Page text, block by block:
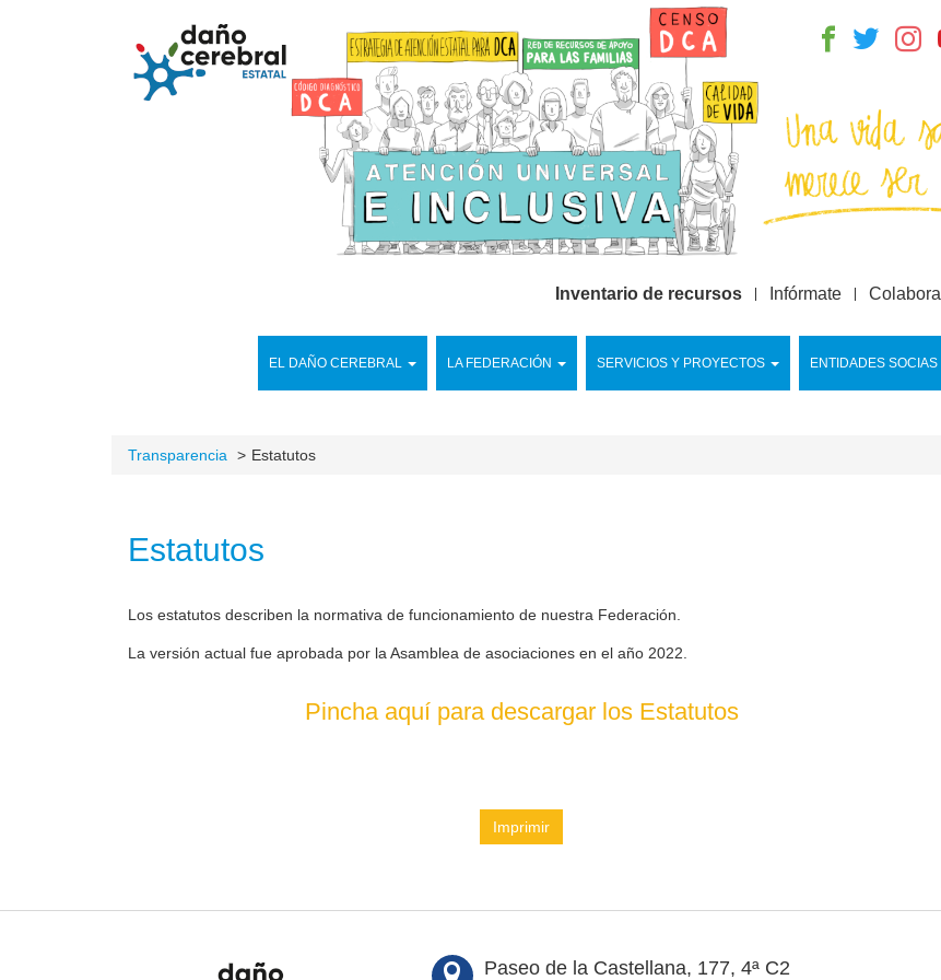
EL DAÑO CEREBRAL LA FEDERACIÓN SERVICIOS Y PROYECTOS ENTIDADES SOCIAS
Inventario de recursos Infórmate Colabora
Transparencia Estatutos
Estatutos
Los estatutos describen la normativa de funcionamiento de nuestra Federación.
La versión actual fue aprobada por la Asamblea de asociaciones en el año 2022.
Pincha aquí para descargar los Estatutos
Imprimir
Paseo de la Castellana, 177, 4ª C2